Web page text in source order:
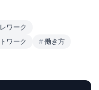
ワーク
ワーク #働き方